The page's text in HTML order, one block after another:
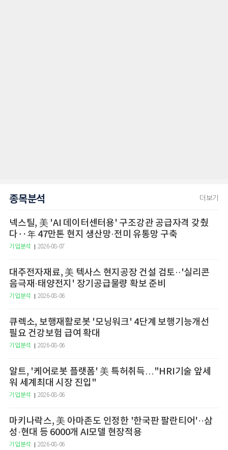
종목분석 더보기
넥스틸, 美 'AI 데이터센터용' 구조강관 공급자격 갖췄
다‥年 47만톤 현지 생산망·전미 유통망 구축
기업분석 2026-08-07
대주전자재료, 美 텍사스 현지공장 건설 검토··'실리콘
음극재·태양전지' 장기공급물량 확보 준비
기업분석 2026-08-06
큐렉소, 보행재활로봇 '모닝워크' 4단계 보행기능개선
필요 건강보험 급여 확대
기업분석 2026-08-06
알트, '케어로봇 플랫폼' 美 특허취득…"HRI기술 앞세
워 세계최대 시장 진입"
기업분석 2026-08-06
마키나락스, 美 아마존도 인정한 '한국판 팔란티어'··삼
성·현대 등 6000개 AI모델 현장적용
기업분석 2026-08-06